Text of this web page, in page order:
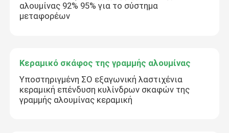
αλουμίνας 92% 95% για το σύστημα
μεταφορέων
Κεραμικό σκάφος της γραμμής αλουμίνας
Υποστηριγμένη ΣΟ εξαγωνική λαστιχένια
κεραμική επένδυση κυλίνδρων σκαφών της
γραμμής αλουμίνας κεραμική